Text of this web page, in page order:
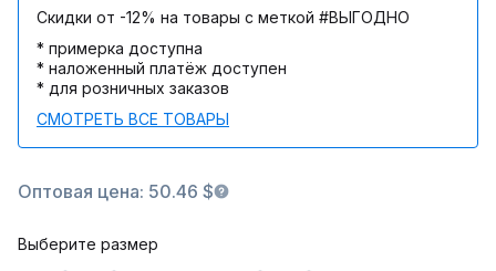
Скидки от -12% на товары с меткой #ВЫГОДНО
* примерка доступна
* наложенный платёж доступен
* для розничных заказов
СМОТРЕТЬ ВСЕ ТОВАРЫ
Оптовая цена: 50.46 $
Выберите размер